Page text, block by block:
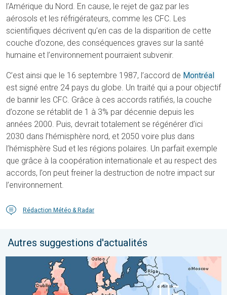
l’Amérique du Nord. En cause, le rejet de gaz par les
aérosols et les réfrigérateurs, comme les CFC. Les
scientifiques décrivent qu’en cas de la disparition de cette
couche d’ozone, des conséquences graves sur la santé
humaine et l’environnement pourraient subvenir.
C’est ainsi que le 16 septembre 1987, l’accord de Montréal
est signé entre 24 pays du globe. Un traité qui a pour objectif
de bannir les CFC. Grâce à ces accords ratifiés, la couche
d’ozone se rétablit de 1 à 3% par décennie depuis les
années 2000. Puis, devrait totalement se régénérer d’ici
2030 dans l’hémisphère nord, et 2050 voire plus dans
l’hémisphère Sud et les régions polaires. Un parfait exemple
que grâce à la coopération internationale et au respect des
accords, l’on peut freiner la destruction de notre impact sur
l’environnement.
Rédaction Météo & Radar
Autres suggestions d'actualités
Grands contrastes météo en juillet. En Europe. . . lundi 3 août